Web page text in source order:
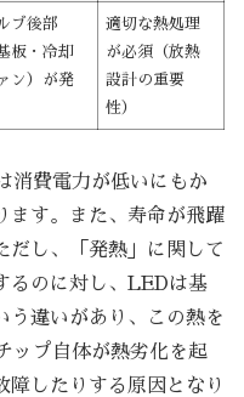
ブ後部
板・冷却
ン）が発
適切な熱処理
が必須（放熱
設計の重要
性）
消費電力が低いにもか
ます。また、寿命が飛躍
だし、「発熱」に関して
るのに対し、LEDは基
う違いがあり、この熱を
ップ自体が熱劣化を起
障したりする原因となり